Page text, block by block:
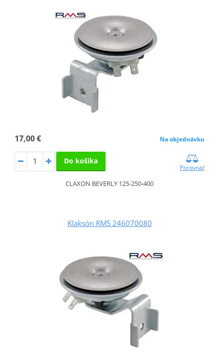
17,00 € Na objednávku
Do košíka
Porovnať
CLAXON BEVERLY 125-250-400
Klaksón RMS 246070080